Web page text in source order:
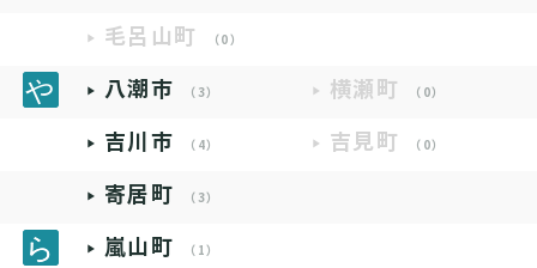
毛呂山町 （0）
八潮市 （3） 横瀬町 （0）
吉川市 （4） 吉見町 （0）
寄居町 （3）
嵐山町 （1）